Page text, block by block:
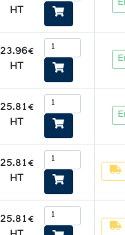
HT
23.96€
HT
25.81€
HT
25.81€
HT
25.81€